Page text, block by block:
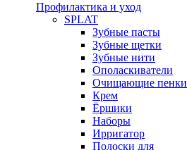
Профилактика и уход
SPLAT
Зубные пасты
Зубные щетки
Зубные нити
Ополаскиватели
Очищающие пенки
Крем
Ёршики
Наборы
Ирригатор
Полоски для